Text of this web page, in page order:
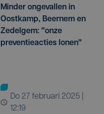
Minder ongevallen in
Oostkamp, Beernem en
Zedelgem: "onze
preventieacties lonen"
do 27 februari 2025 |
12:19